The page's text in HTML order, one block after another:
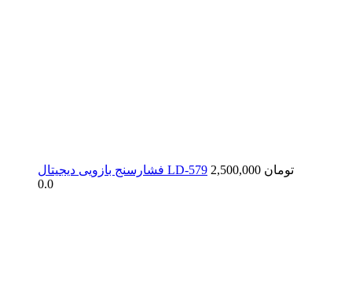
فشارسنج بازویی دیجیتال LD-579
2,500,000 تومان
0.0